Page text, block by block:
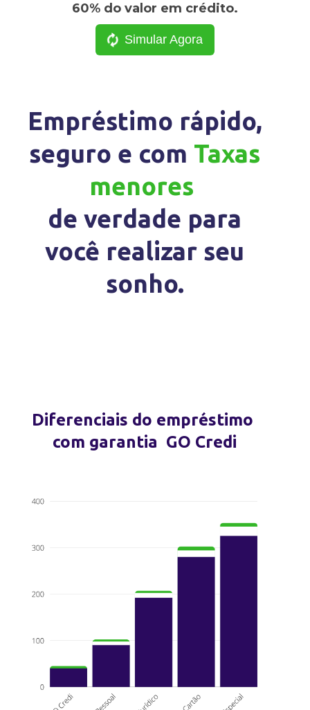
60% do valor em crédito.
Simular Agora
Empréstimo rápido,
seguro e com Taxas
menores
de verdade para
você realizar seu
sonho.
Diferenciais do empréstimo
com garantia GO Credi